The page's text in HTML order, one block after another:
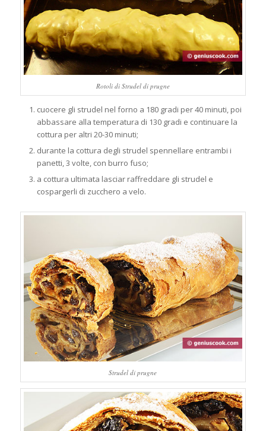
Rotoli di Strudel di prugne
cuocere gli strudel nel forno a 180 gradi per 40 minuti, poi
abbassare alla temperatura di 130 gradi e continuare la
cottura per altri 20-30 minuti;
durante la cottura degli strudel spennellare entrambi i
panetti, 3 volte, con burro fuso;
a cottura ultimata lasciar raffreddare gli strudel e
cospargerli di zucchero a velo.
Strudel di prugne